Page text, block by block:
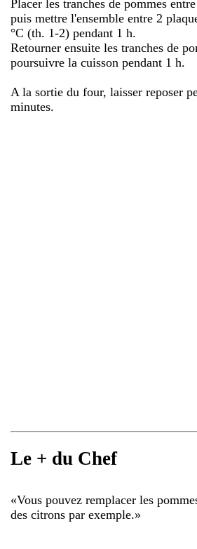
Placer les tranches de pommes
puis mettre l'ensemble entre 2
°C (th. 1-2) pendant 1 h.
Retourner ensuite les tranches de
poursuivre la cuisson pendant 1 h.
A la sortie du four, laisser reposer
minutes.
Le + du Chef
«Vous pouvez remplacer les
des citrons par exemple.»